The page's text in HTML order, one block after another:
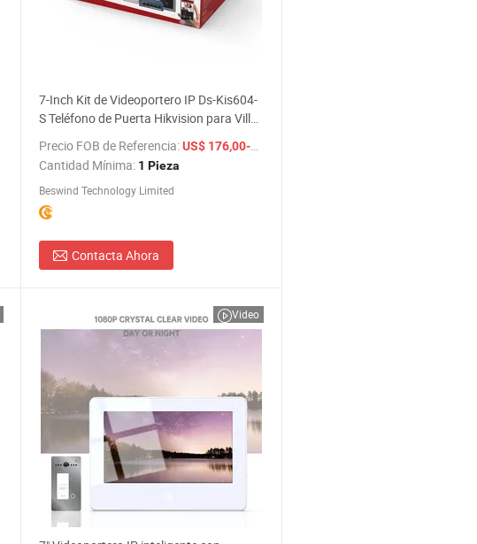
/ Set
7-Inch Kit de Videoportero IP Ds-Kis604-
S Teléfono de Puerta Hikvision para Villa
Sistema de Videoportero Inteligente con
Desbloqueo por WiFi
Precio FOB de Referencia:US$ 176,00-180,00
Cantidad Mínima: 1 Pieza
Beswind Technology Limited
Contacta Ahora
Video